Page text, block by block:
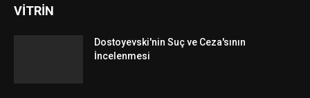
VİTRİN
Dostoyevski'nin Suç ve Ceza'sının
İncelenmesi